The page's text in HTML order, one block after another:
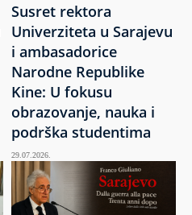
Susret rektora
Univerziteta u Sarajevu
i ambasadorice
Narodne Republike
Kine: U fokusu
obrazovanje, nauka i
podrška studentima
29.07.2026.